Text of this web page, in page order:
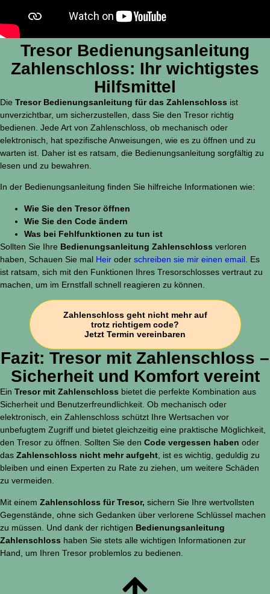
Tresor Bedienungsanleitung
Zahlenschloss: Ihr wichtigstes
Hilfsmittel
Die Tresor Bedienungsanleitung für das Zahlenschloss ist
unverzichtbar, um sicherzustellen, dass Sie den Tresor richtig
bedienen. Jede Art von Zahlenschloss, ob mechanisch oder
elektronisch, hat spezifische Anweisungen, wie es zu öffnen und zu
warten ist. Daher ist es ratsam, die Bedienungsanleitung sorgfältig zu
lesen und zu bewahren.
In der Bedienungsanleitung finden Sie hilfreiche Informationen wie:
Wie Sie den Tresor öffnen
Wie Sie den Code ändern
Was bei Fehlfunktionen zu tun ist
Sollten Sie Ihre Bedienungsanleitung Zahlenschloss verloren
haben, Schauen Sie mal Heir oder schreiben sie mir einen email . Es
ist ratsam, sich mit den Funktionen Ihres Tresorschlosses vertraut zu
machen, um im Ernstfall schnell reagieren zu können.
Zahlenschloss geht nicht mehr auf
trotz richtigem code?
Jetzt Termin vereinbaren
Fazit: Tresor mit Zahlenschloss –
Sicherheit und Komfort vereint
Ein Tresor mit Zahlenschloss bietet die perfekte Kombination aus
Sicherheit und Benutzerfreundlichkeit. Ob mechanisch oder
elektronisch, ein Zahlenschloss schützt Ihre Wertsachen vor
unbefugtem Zugriff und bietet gleichzeitig eine praktische Möglichkeit,
den Tresor zu öffnen. Sollten Sie den Code vergessen haben oder
das Zahlenschloss nicht mehr aufgeht , ist es wichtig, geduldig zu
bleiben und einen Experten zu Rate zu ziehen, um weitere Schäden
zu vermeiden.
Mit einem Zahlenschloss für Tresor, sichern Sie Ihre wertvollsten
Gegenstände, ohne sich Gedanken über verlorene Schlüssel machen
zu müssen. Und dank der richtigen Bedienungsanleitung
Zahlenschloss haben Sie stets alle wichtigen Informationen zur
Hand, um Ihren Tresor problemlos zu bedienen.